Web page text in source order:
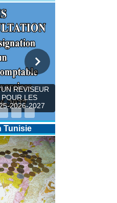
REVISEUR
LES
2026-2027
Tunisie